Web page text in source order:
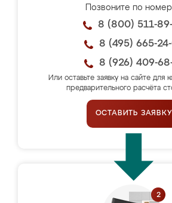
Позвоните по
8 (800) 511-
8 (495) 665-
8 (926) 409-
Или оставьте заявку на сайте для
предварительного расчёта
ОСТАВИТЬ ЗАЯВКУ